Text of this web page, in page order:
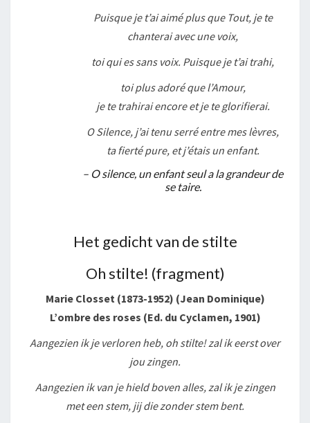
Puisque je t’ai aimé plus que Tout, je te
chanterai avec une voix,
toi qui es sans voix. Puisque je t’ai trahi,
toi plus adoré que l’Amour,
je te trahirai encore et je te glorifierai.
O Silence, j’ai tenu serré entre mes lèvres,
ta fierté pure, et j’étais un enfant.
– O silence, un enfant seul a la grandeur de
se taire.
Het gedicht van de stilte
Oh stilte! (fragment)
Marie Closset (1873-1952) (Jean Dominique)
L’ombre des roses (Ed. du Cyclamen, 1901)
Aangezien ik je verloren heb, oh stilte! zal ik eerst over
jou zingen.
Aangezien ik van je hield boven alles, zal ik je zingen
met een stem, jij die zonder stem bent.